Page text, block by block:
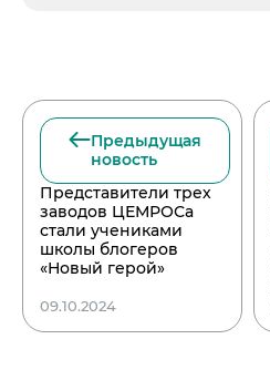
Предыдущая
новость
Представители трех
заводов ЦЕМРОСа
стали учениками
школы блогеров
«Новый герой»
09.10.2024